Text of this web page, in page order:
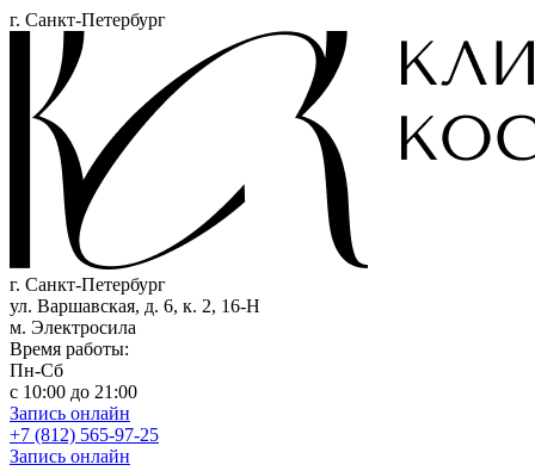
г. Санкт-Петербург
г. Санкт-Петербург
ул. Варшавская, д. 6, к. 2, 16-Н
м. Электросила
Время работы:
Пн-Сб
с 10:00 до 21:00
Запись онлайн
+7 (812) 565-97-25
Запись онлайн